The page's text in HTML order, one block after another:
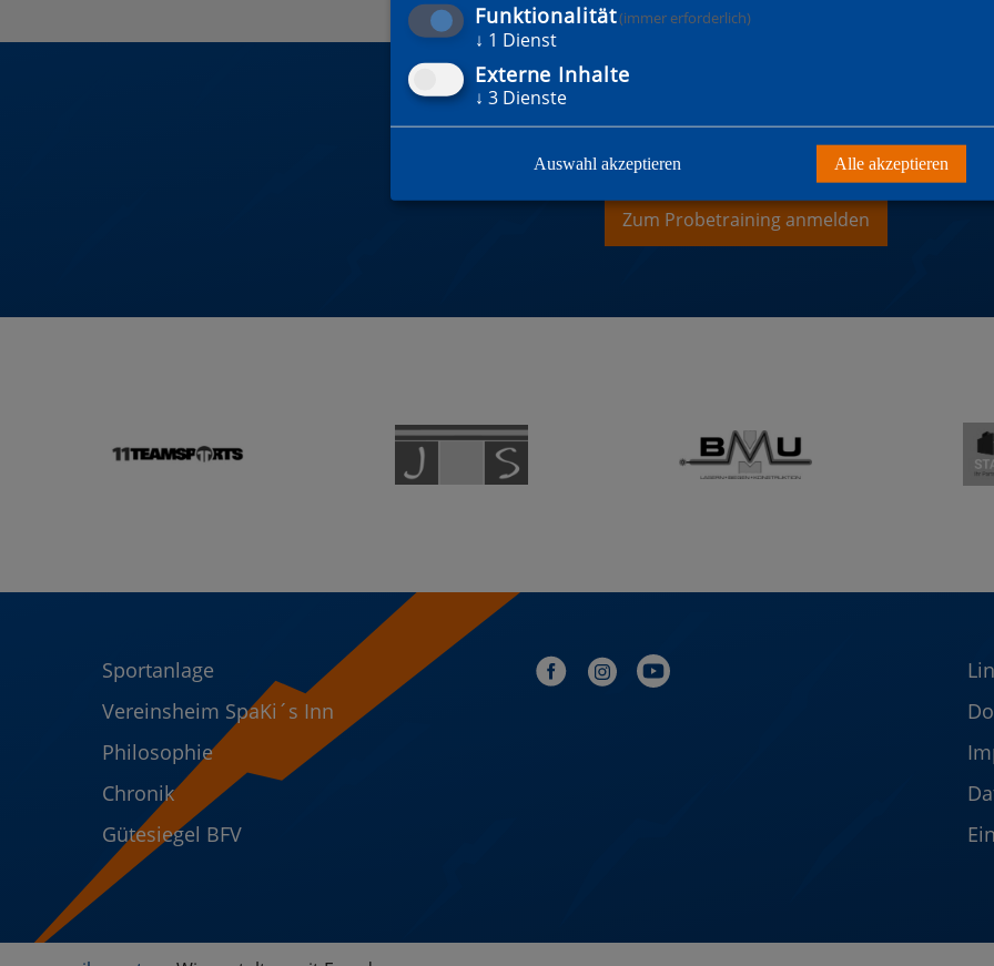
DU WILLST MITGLIED
Zum Probetraining anmelden
Sportanlage
Vereinsheim SpaKi´s Inn
Philosophie
Chronik
Gütesiegel BFV
Funktionalität(immer erforderlich)
↓ 1 Dienst
Externe Inhalte
↓ 3 Dienste
Auswahl akzeptieren Alle akzeptieren